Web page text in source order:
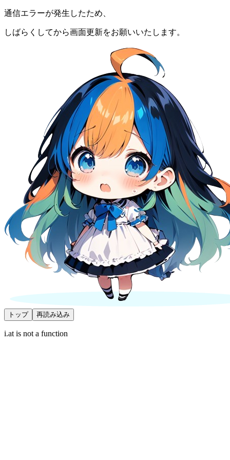
通信エラーが発生したため、
しばらくしてから画面更新をお願いいたします。
トップ 再読み込み
i.at is not a function